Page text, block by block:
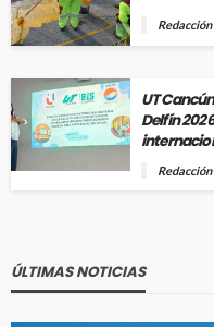
Redacción
UT
Delfín
Redacción
ÚLTIMAS NOTICIAS